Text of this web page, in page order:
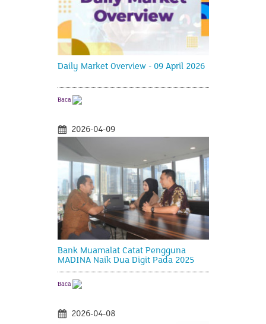
Daily Market Overview - 09 April 2026
Baca
2026-04-09
Bank Muamalat Catat Pengguna
MADINA Naik Dua Digit Pada 2025
Baca
2026-04-08